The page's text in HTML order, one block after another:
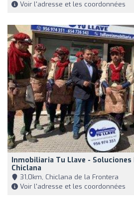
Voir l'adresse et les coordonnées
Inmobiliaria Tu Llave -
Chiclana
31,0km, Chiclana de la Frontera
Voir l'adresse et les coordonnées